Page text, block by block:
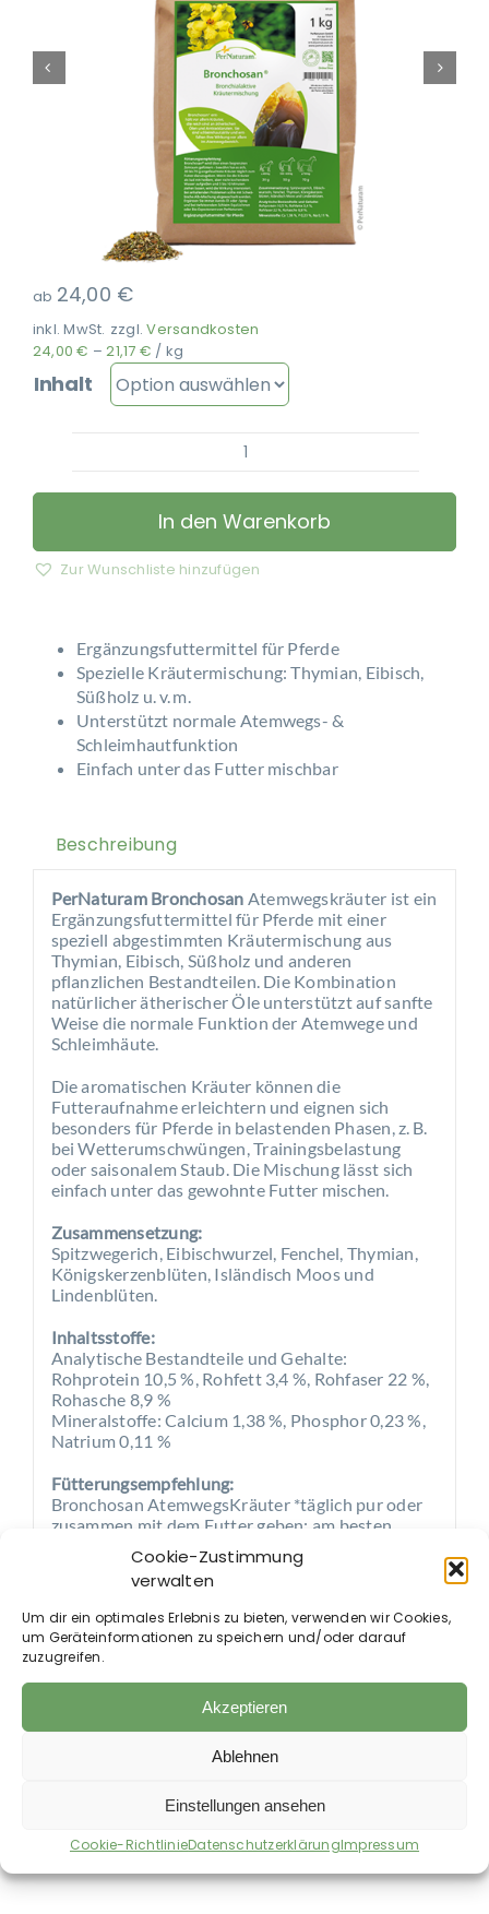
Cookie-Zustimmung
verwalten
Um dir ein optimales Erlebnis zu bieten, verwenden wir Cookies,
um Geräteinformationen zu speichern und/oder darauf
zuzugreifen.
Akzeptieren
Ablehnen
Einstellungen ansehen
Cookie-RichtlinieDatenschutzerklärungImpressum
ab 24,00 €
inkl. MwSt. zzgl.Versandkosten
24,00€ –21,17 € / kg
Inhalt
PerNaturam
–
Bronchosan®
In den Warenkorb
Zur Wunschliste hinzufügen
Ergänzungsfuttermittel für Pferde
Spezielle Kräutermischung: Thymian, Eibisch,
Süßholz u. v. m.
Unterstützt normale Atemwegs- &
Schleimhautfunktion
Einfach unter das Futter mischbar
Beschreibung
PerNaturam Bronchosan Atemwegskräuter ist ein
Ergänzungsfuttermittel für Pferde mit einer
speziell abgestimmten Kräutermischung aus
Thymian, Eibisch, Süßholz und anderen
pflanzlichen Bestandteilen. Die Kombination
natürlicher ätherischer Öle unterstützt auf sanfte
Weise die normale Funktion der Atemwege und
Schleimhäute.
Die aromatischen Kräuter können die
Futteraufnahme erleichtern und eignen sich
besonders für Pferde in belastenden Phasen, z. B.
bei Wetterumschwüngen, Trainingsbelastung
oder saisonalem Staub. Die Mischung lässt sich
einfach unter das gewohnte Futter mischen.
Zusammensetzung:
Spitzwegerich, Eibischwurzel, Fenchel, Thymian,
Königskerzenblüten, Isländisch Moos und
Lindenblüten.
Inhaltsstoffe:
Analytische Bestandteile und Gehalte:
Rohprotein 10,5 %, Rohfett 3,4 %, Rohfaser 22 %,
Rohasche 8,9 %
Mineralstoffe: Calcium 1,38 %, Phosphor 0,23 %,
Natrium 0,11 %
Fütterungsempfehlung:
Bronchosan AtemwegsKräuter *täglich pur oder
zusammen mit dem Futter geben; am besten
Die Wirkung wird intensiviert, wenn die Kräuter
mit heißem, aber nicht kochendem, Wasser
lassen und Kräuter und Sud zusammen füttern.
Bronchosan AtemwegsKräuter wird entweder
über einen begrenzten Zeitraum gegeben, etwa 4
anderen Kräutermischungen, beispielsweise der
Schwäbische Alb-Mischung.
500-600 kg Gewicht = 50 g
≥ 700 kg Gewicht = 70 g